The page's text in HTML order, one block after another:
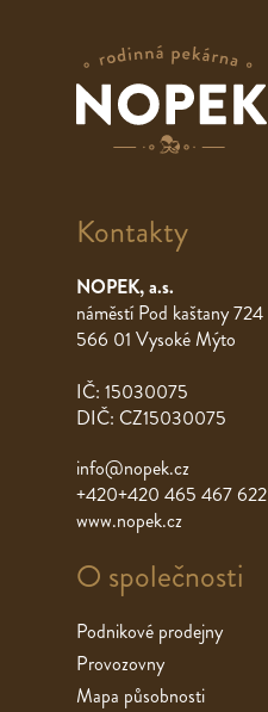
Kontakty
NOPEK, a.s.
náměstí Pod kaštany 724
566 01 Vysoké Mýto
IČ: 15030075
DIČ: CZ15030075
info@nopek.cz
+420+420 465 467 622
www.nopek.cz
O společnosti
Podnikové prodejny
Provozovny
Mapa působnosti